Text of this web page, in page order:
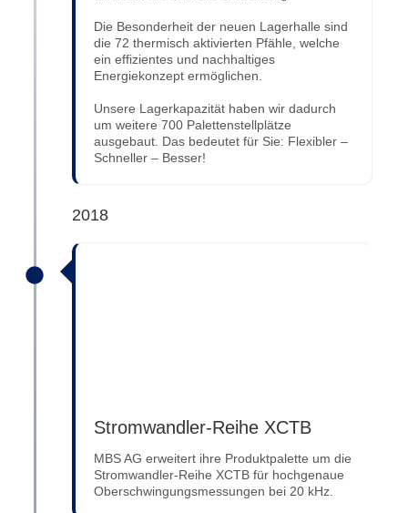
Die Besonderheit der neuen Lagerhalle sind
die 72 thermisch aktivierten Pfähle, welche
ein effizientes und nachhaltiges
Energiekonzept ermöglichen.
Unsere Lagerkapazität haben wir dadurch
um weitere 700 Palettenstellplätze
ausgebaut. Das bedeutet für Sie: Flexibler –
Schneller – Besser!
2018
Stromwandler-Reihe XCTB
MBS AG erweitert ihre Produktpalette um die
Stromwandler-Reihe XCTB für hochgenaue
Oberschwingungsmessungen bei 20 kHz.